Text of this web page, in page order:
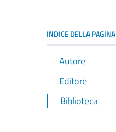
INDICE DELLA PAGINA
Autore
Editore
Biblioteca